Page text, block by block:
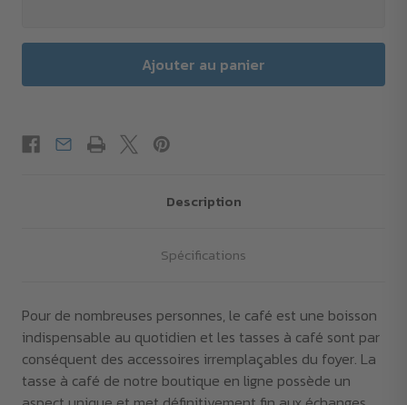
Description
Spécifications
Pour de nombreuses personnes, le café est une boisson
indispensable au quotidien et les tasses à café sont par
conséquent des accessoires irremplaçables du foyer. La
tasse à café de notre boutique en ligne possède un